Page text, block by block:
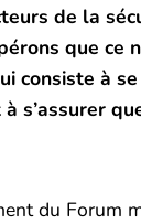
de la
que ce
consiste à
s’assurer
du